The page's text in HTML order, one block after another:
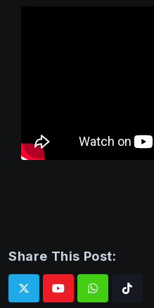
Share This Post:
WhatsappTiktok